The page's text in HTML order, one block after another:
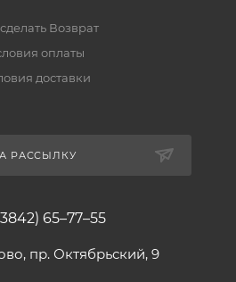
Возврат
оплаты
доставки
РАССЫЛКУ
65–77–55
пр. Октябрьский, 9